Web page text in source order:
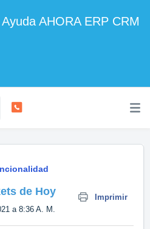
Ayuda AHORA ERP CRM
de Hoy
Imprimir
a 8:36 A. M.